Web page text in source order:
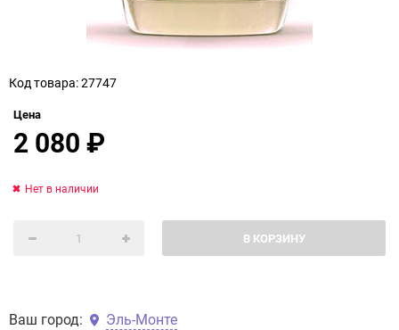
Код товара: 27747
Цена
2 080₽
В КОРЗИНУ
Нет в наличии
Ваш город: Эль-Монте